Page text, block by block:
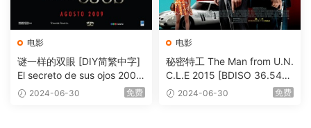
电影
谜一样的双眼 [DIY简繁中字]
El secreto de sus ojos 2009
1080p Blu-ray AVC DTS-HD
2024-06-30 免费
电影
秘密特工 The Man from U.N.
C.L.E 2015 [BDISO 36.54G
B] 2024-06-30 免费